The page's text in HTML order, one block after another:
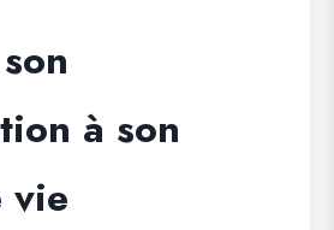
à son
vie